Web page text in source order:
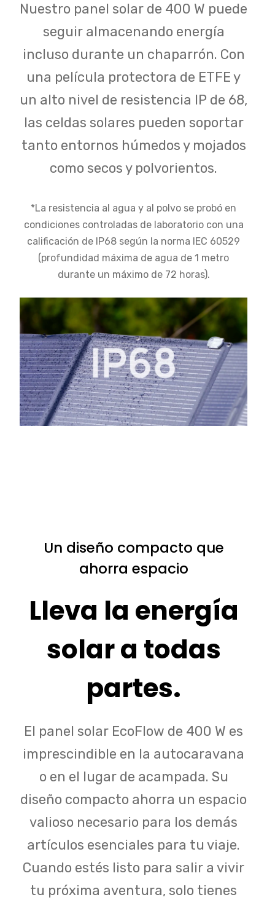
Nuestro panel solar de 400 W puede
seguir almacenando energía
incluso durante un chaparrón. Con
una película protectora de ETFE y
un alto nivel de resistencia IP de 68,
las celdas solares pueden soportar
tanto entornos húmedos y mojados
como secos y polvorientos.
*La resistencia al agua y al polvo se probó en
condiciones controladas de laboratorio con una
calificación de IP68 según la norma IEC 60529
(profundidad máxima de agua de 1 metro
durante un máximo de 72 horas).
Un diseño compacto que
ahorra espacio
Lleva la energía
solar a todas
partes.
El panel solar EcoFlow de 400 W es
imprescindible en la autocaravana
o en el lugar de acampada. Su
diseño compacto ahorra un espacio
valioso necesario para los demás
artículos esenciales para tu viaje.
Cuando estés listo para salir a vivir
tu próxima aventura, solo tienes